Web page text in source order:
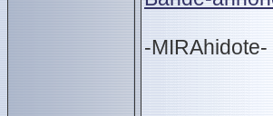
-MIRAhidote-